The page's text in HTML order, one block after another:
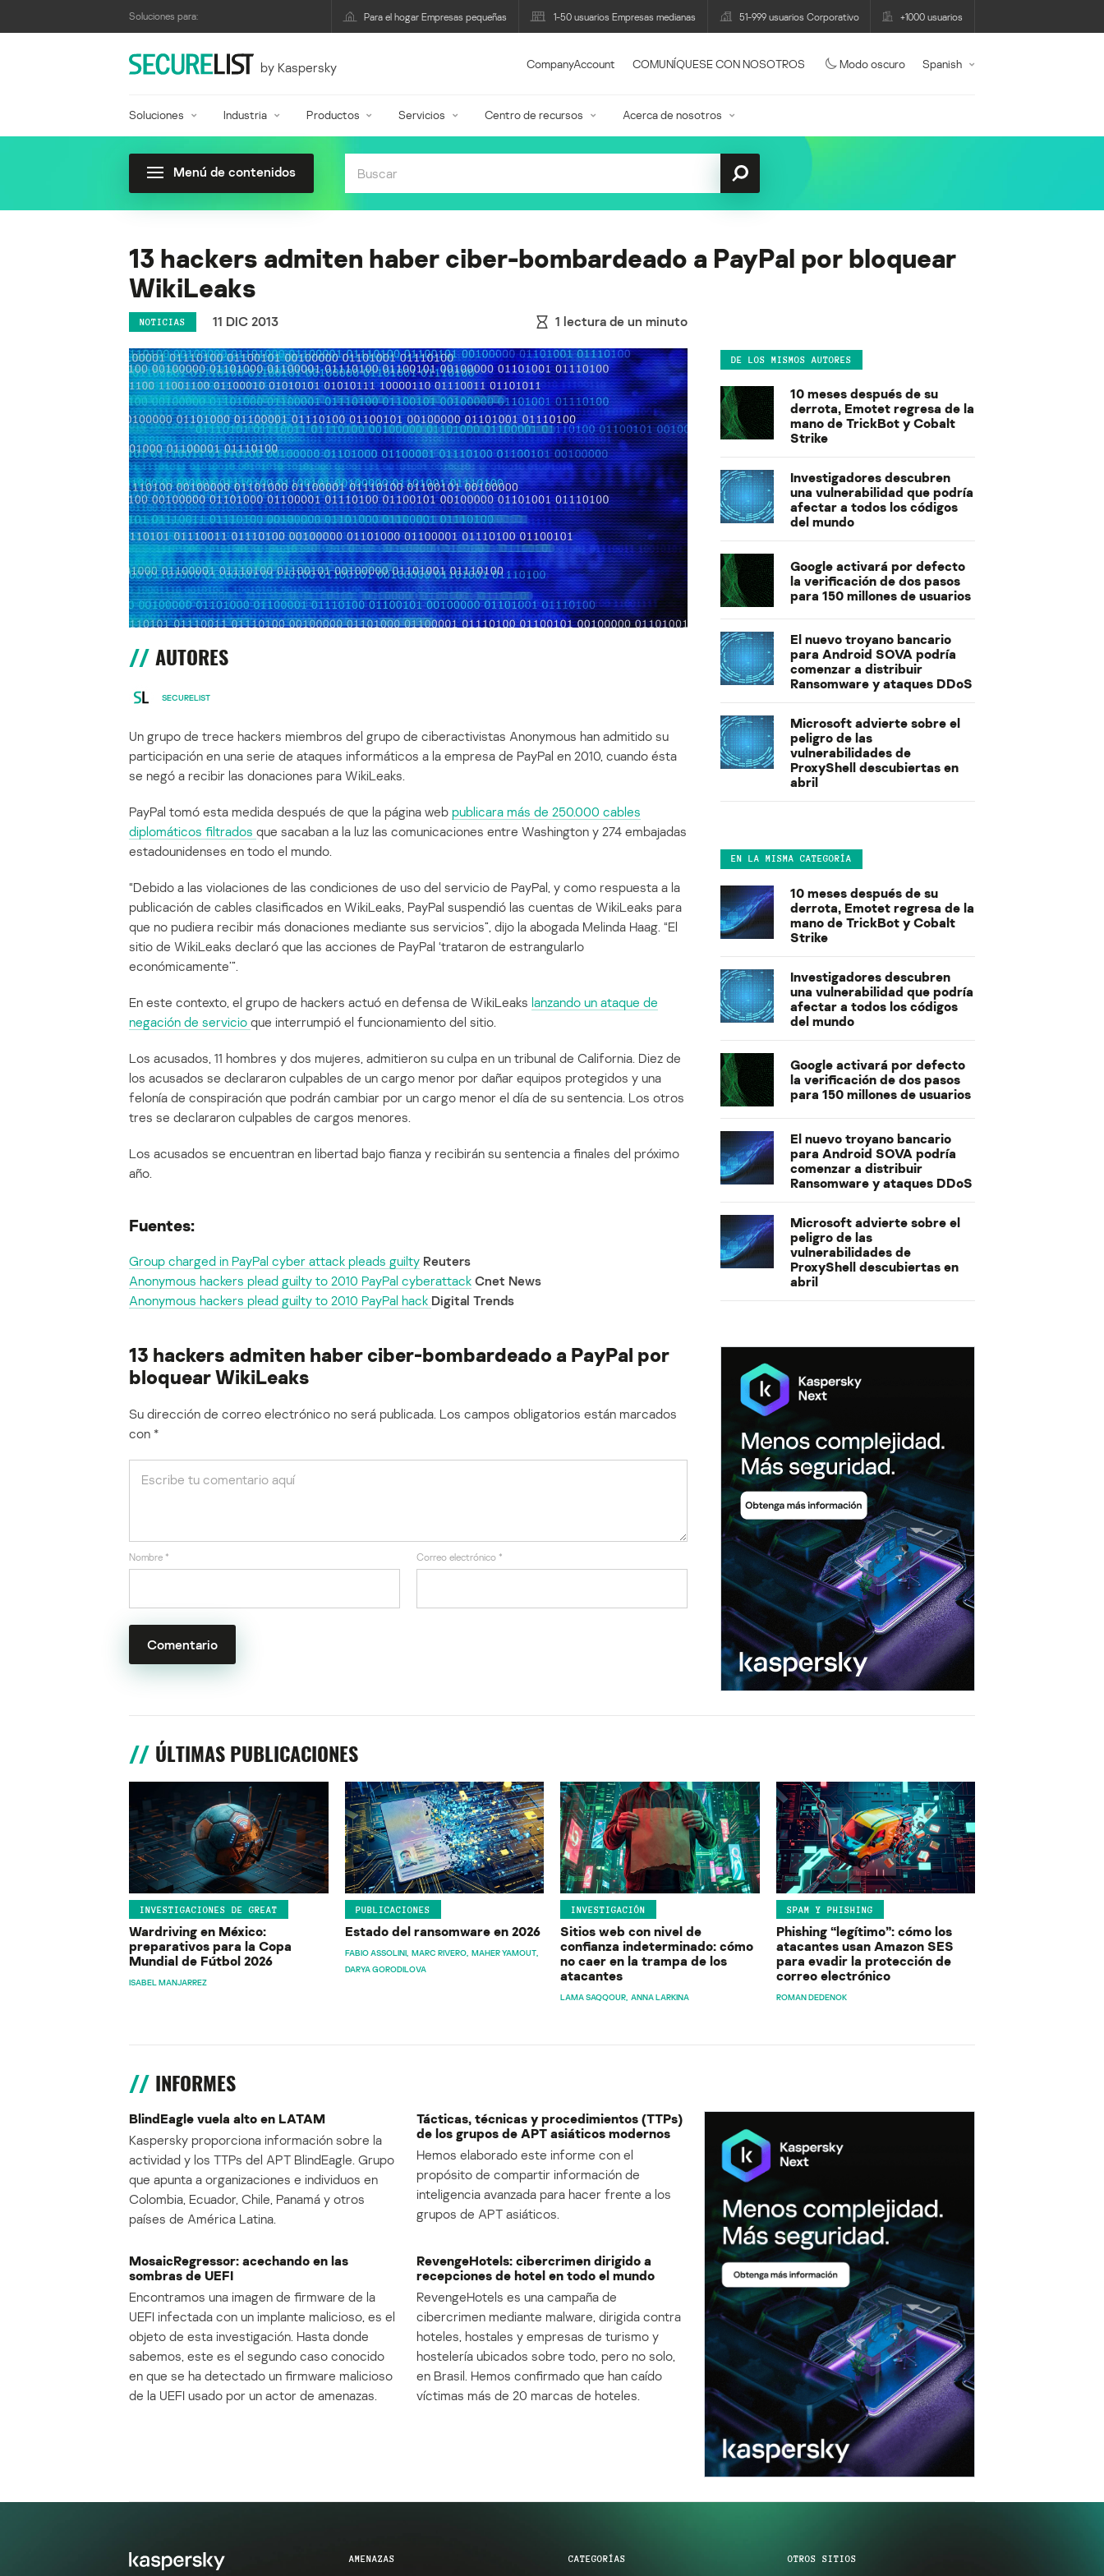
Soluciones para: Para el hogar Empresas pequeñas 1-50 usuarios Empresas medianas 51-999 usuarios Corporativo +1000 usuarios
by Kaspersky CompanyAccount COMUNÍQUESE CON NOSOTROS Modo oscuro Spanish
Soluciones Industria Productos Servicios Centro de recursos Acerca de nosotros
Menú de contenidos
13 hackers admiten haber ciber-bombardeado a PayPal por bloquear
WikiLeaks
NOTICIAS 11 DIC 2013 1 lectura de un minuto
AUTORES
SECURELIST
Un grupo de trece hackers miembros del grupo de ciberactivistas Anonymous han admitido su
participación en una serie de ataques informáticos a la empresa de PayPal en 2010, cuando ésta
se negó a recibir las donaciones para WikiLeaks.
PayPal tomó esta medida después de que la página web publicara más de 250.000 cables
diplomáticos filtrados que sacaban a la luz las comunicaciones entre Washington y 274 embajadas
estadounidenses en todo el mundo.
“Debido a las violaciones de las condiciones de uso del servicio de PayPal, y como respuesta a la
publicación de cables clasificados en WikiLeaks, PayPal suspendió las cuentas de WikiLeaks para
que no pudiera recibir más donaciones mediante sus servicios”, dijo la abogada Melinda Haag. “El
sitio de WikiLeaks declaró que las acciones de PayPal ‘trataron de estrangularlo
económicamente’”.
En este contexto, el grupo de hackers actuó en defensa de WikiLeaks lanzando un ataque de
negación de servicio que interrumpió el funcionamiento del sitio.
Los acusados, 11 hombres y dos mujeres, admitieron su culpa en un tribunal de California. Diez de
los acusados se declararon culpables de un cargo menor por dañar equipos protegidos y una
felonía de conspiración que podrán cambiar por un cargo menor el día de su sentencia. Los otros
tres se declararon culpables de cargos menores.
Los acusados se encuentran en libertad bajo fianza y recibirán su sentencia a finales del próximo
año.
Fuentes:
Group charged in PayPal cyber attack pleads guilty Reuters
Anonymous hackers plead guilty to 2010 PayPal cyberattack Cnet News
Anonymous hackers plead guilty to 2010 PayPal hack Digital Trends
13 hackers admiten haber ciber-bombardeado a PayPal por
bloquear WikiLeaks
Su dirección de correo electrónico no será publicada. Los campos obligatorios están marcados
con *
Nombre * Correo electrónico *
DE LOS MISMOS AUTORES
10 meses después de su
derrota, Emotet regresa de la
mano de TrickBot y Cobalt
Strike
Investigadores descubren
una vulnerabilidad que podría
afectar a todos los códigos
del mundo
Google activará por defecto
la verificación de dos pasos
para 150 millones de usuarios
El nuevo troyano bancario
para Android SOVA podría
comenzar a distribuir
Ransomware y ataques DDoS
Microsoft advierte sobre el
peligro de las
vulnerabilidades de
ProxyShell descubiertas en
abril
EN LA MISMA CATEGORÍA
10 meses después de su
derrota, Emotet regresa de la
mano de TrickBot y Cobalt
Strike
Investigadores descubren
una vulnerabilidad que podría
afectar a todos los códigos
del mundo
Google activará por defecto
la verificación de dos pasos
para 150 millones de usuarios
El nuevo troyano bancario
para Android SOVA podría
comenzar a distribuir
Ransomware y ataques DDoS
Microsoft advierte sobre el
peligro de las
vulnerabilidades de
ProxyShell descubiertas en
abril
ÚLTIMAS PUBLICACIONES
INVESTIGACIONES DE GREAT
Wardriving en México:
preparativos para la Copa
Mundial de Fútbol 2026
ISABEL MANJARREZ
PUBLICACIONES
Estado del ransomware en 2026
FABIO ASSOLINI MARC RIVERO MAHER YAMOUT
DARYA GORODILOVA
INVESTIGACIÓN
Sitios web con nivel de
confianza indeterminado: cómo
no caer en la trampa de los
atacantes
LAMA SAQQOUR ANNA LARKINA
SPAM Y PHISHING
Phishing “legítimo”: cómo los
atacantes usan Amazon SES
para evadir la protección de
correo electrónico
ROMAN DEDENOK
INFORMES
BlindEagle vuela alto en LATAM
Kaspersky proporciona información sobre la
actividad y los TTPs del APT BlindEagle. Grupo
que apunta a organizaciones e individuos en
Colombia, Ecuador, Chile, Panamá y otros
países de América Latina.
Tácticas, técnicas y procedimientos (TTPs)
de los grupos de APT asiáticos modernos
Hemos elaborado este informe con el
propósito de compartir información de
inteligencia avanzada para hacer frente a los
grupos de APT asiáticos.
MosaicRegressor: acechando en las
sombras de UEFI
Encontramos una imagen de firmware de la
UEFI infectada con un implante malicioso, es el
objeto de esta investigación. Hasta donde
sabemos, este es el segundo caso conocido
en que se ha detectado un firmware malicioso
de la UEFI usado por un actor de amenazas.
RevengeHotels: cibercrimen dirigido a
recepciones de hotel en todo el mundo
RevengeHotels es una campaña de
cibercrimen mediante malware, dirigida contra
hoteles, hostales y empresas de turismo y
hostelería ubicados sobre todo, pero no solo,
en Brasil. Hemos confirmado que han caído
víctimas más de 20 marcas de hoteles.
AMENAZAS CATEGORÍAS OTROS SITIOS